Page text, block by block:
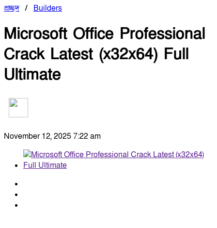
প্রচ্ছদ/ Builders
Microsoft Office Professional
Crack Latest (x32x64) Full
Ultimate
November 12, 2025 7:22 am